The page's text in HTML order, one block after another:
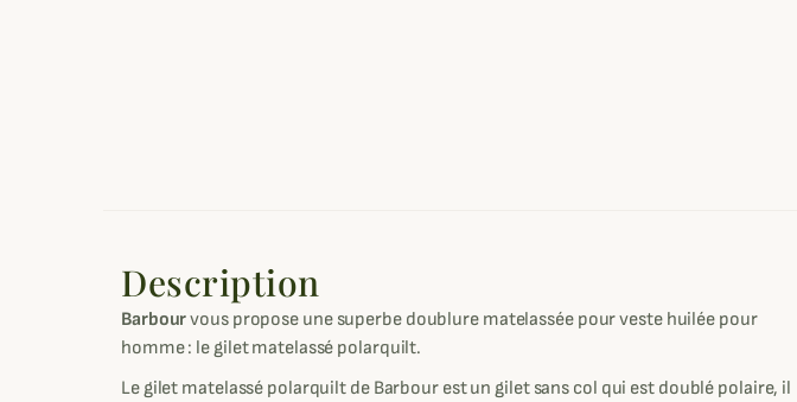
Description
Barbourvous propose une superbe doublure matelassée pour veste huilée pour
homme : le gilet matelassé polarquilt.
Le gilet matelassé polarquilt de Barbour est un gilet sans col qui est doublé polaire, il